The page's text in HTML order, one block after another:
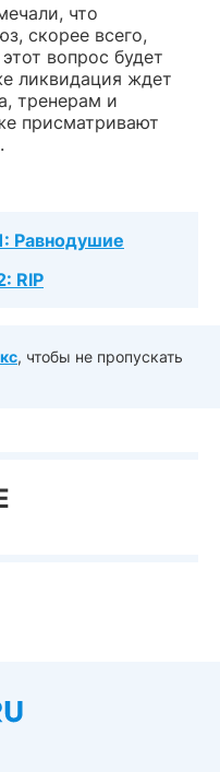
что
скорее всего,
вопрос будет
ликвидация ждет
тренерам и
присматривают
Равнодушие
RIP
, чтобы не пропускать